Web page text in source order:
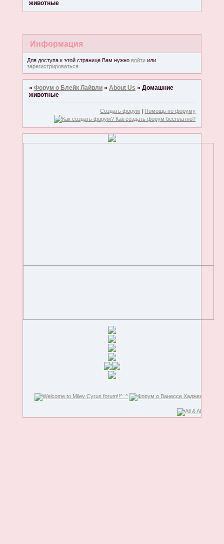
животные
Информация
Для доступа к этой странице Вам нужно войтиили
зарегистрироваться.
» Форум о Блейк Лайвли » About Us » Домашние
животные
Создать форум | Помощь по форуму